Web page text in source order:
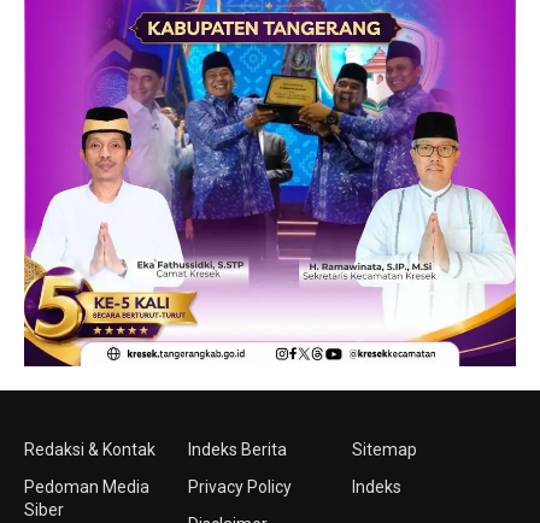
Redaksi & Kontak
Pedoman Media
Siber
Indeks Berita
Privacy Policy
Sitemap
Indeks